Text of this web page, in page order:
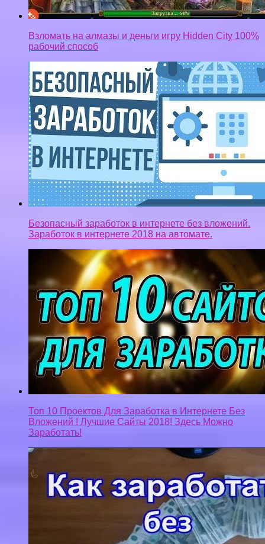
Взломать на алмазы и деньги игру Hidden City 100%
рабочий способ
Безопасный заработок в интернете без вложений.
Заработок в интернете 2018 на автомате.
Топ 10 Проектов Для Заработка в Интернете Без
Вложений ! Лучшие Сайты 2018! Здесь Можно
Заработать!